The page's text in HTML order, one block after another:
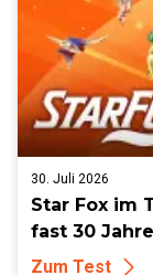
30. Juli 2026
Star Fox im
fast 30
Zum Test